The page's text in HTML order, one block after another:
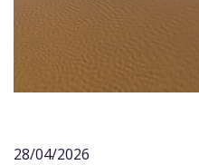
28/04/2026